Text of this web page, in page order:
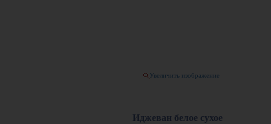
Увеличить изображение
Иджеван белое сухое